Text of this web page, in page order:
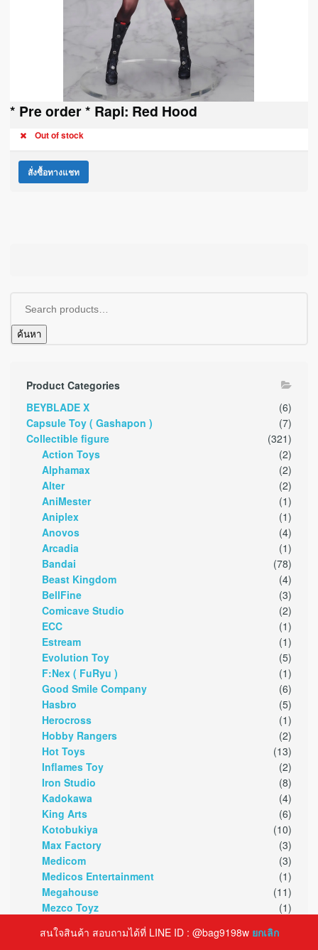
* Pre order * Rapi: Red Hood
Out of stock
สั่งซื้อทางแชท
ค้นหา
Product Categories
BEYBLADE X
(6)
Capsule Toy ( Gashapon )
(7)
Collectible figure
(321)
Action Toys
(2)
Alphamax
(2)
Alter
(2)
AniMester
(1)
Aniplex
(1)
Anovos
(4)
Arcadia
(1)
Bandai
(78)
Beast Kingdom
(4)
BellFine
(3)
Comicave Studio
(2)
ECC
(1)
Estream
(1)
Evolution Toy
(5)
F:Nex ( FuRyu )
(1)
Good Smile Company
(6)
Hasbro
(5)
Herocross
(1)
Hobby Rangers
(2)
Hot Toys
(13)
Inflames Toy
(2)
Iron Studio
(8)
Kadokawa
(4)
King Arts
(6)
Kotobukiya
(10)
Max Factory
(3)
Medicom
(3)
Medicos Entertainment
(1)
Megahouse
(11)
Mezco Toyz
(1)
Neca
สนใจสินค้า สอบถามได้ที่ LINE ID : @bag9198w ยกเลิก